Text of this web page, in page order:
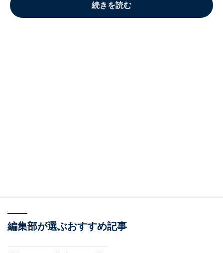
続きを読む
編集部が選ぶおすすめ記事